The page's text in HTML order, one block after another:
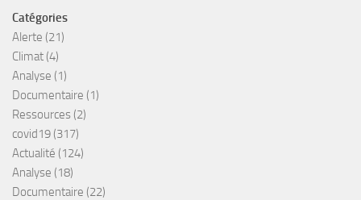
Catégories
Alerte (21)
Climat (4)
Analyse (1)
Documentaire (1)
Ressources (2)
covid19 (317)
Actualité (124)
Analyse (18)
Documentaire (22)